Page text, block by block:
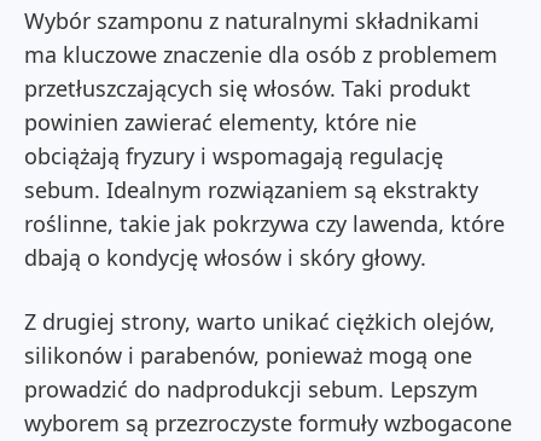
Wybór szamponu z naturalnymi składnikami
ma kluczowe znaczenie dla osób z problemem
przetłuszczających się włosów. Taki produkt
powinien zawierać elementy, które nie
obciążają fryzury i wspomagają regulację
sebum. Idealnym rozwiązaniem są ekstrakty
roślinne, takie jak pokrzywa czy lawenda, które
dbają o kondycję włosów i skóry głowy.
Z drugiej strony, warto unikać ciężkich olejów,
silikonów i parabenów, ponieważ mogą one
prowadzić do nadprodukcji sebum. Lepszym
wyborem są przezroczyste formuły wzbogacone